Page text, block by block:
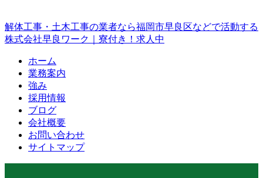
解体工事・土木工事の業者なら福岡市早良区などで活動する
株式会社早良ワーク｜寮付き！求人中
ホーム
業務案内
強み
採用情報
ブログ
会社概要
お問い合わせ
サイトマップ